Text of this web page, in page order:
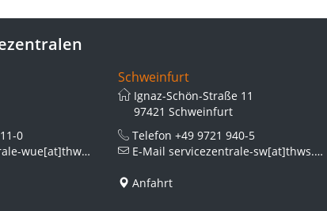
0
wue[at]thws.de
Schweinfurt
Ignaz-Schön-Straße 11
97421 Schweinfurt
Telefon +49 9721 940-5
E-Mail servicezentrale-sw[at]thws.de
Anfahrt